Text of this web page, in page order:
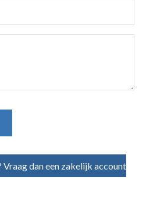
dan een zakelijk account